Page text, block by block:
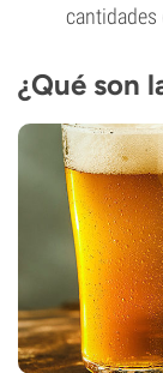
cantidades
¿Qué son